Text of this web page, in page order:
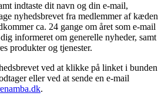
indtaste dit navn og din e-mail,
nyhedsbrevet fra medlemmer af kæden
ca. 24 gange om året som e-mail
informeret om generelle nyheder, samt
produkter og tjenester.
ved at klikke på linket i bunden
eller ved at sende en e-mail
.